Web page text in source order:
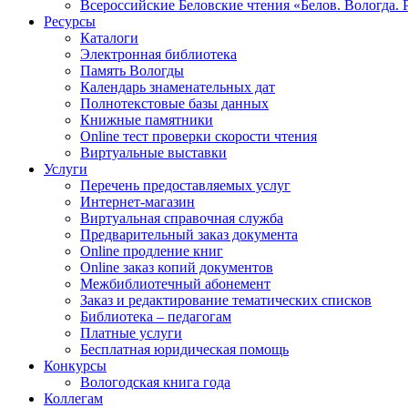
Всероссийские Беловские чтения «Белов. Вологда.
Ресурсы
Каталоги
Электронная библиотека
Память Вологды
Календарь знаменательных дат
Полнотекстовые базы данных
Книжные памятники
Online тест проверки скорости чтения
Виртуальные выставки
Услуги
Перечень предоставляемых услуг
Интернет-магазин
Виртуальная справочная служба
Предварительный заказ документа
Online продление книг
Online заказ копий документов
Межбиблиотечный абонемент
Заказ и редактирование тематических списков
Библиотека – педагогам
Платные услуги
Бесплатная юридическая помощь
Конкурсы
Вологодская книга года
Коллегам